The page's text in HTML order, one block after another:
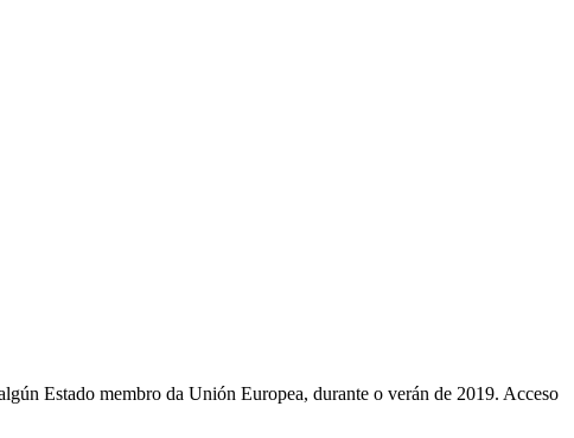
Estado membro da Unión Europea, durante o verán de 2019. Acceso